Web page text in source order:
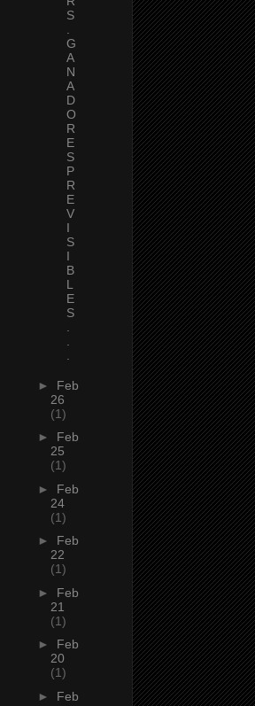
S
.
G
A
N
A
D
O
R
E
S
P
R
E
V
I
S
I
B
L
E
S
.
.
.
► Feb
26
(1)
► Feb
25
(1)
► Feb
24
(1)
► Feb
22
(1)
► Feb
21
(1)
► Feb
20
(1)
► Feb